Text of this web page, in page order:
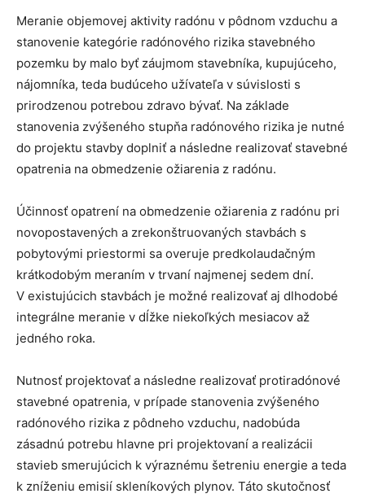
Meranie objemovej aktivity radónu v pôdnom vzduchu a
stanovenie kategórie radónového rizika stavebného
pozemku by malo byť záujmom stavebníka, kupujúceho,
nájomníka, teda budúceho užívateľa v súvislosti s
prirodzenou potrebou zdravo bývať. Na základe
stanovenia zvýšeného stupňa radónového rizika je nutné
do projektu stavby doplniť a následne realizovať stavebné
opatrenia na obmedzenie ožiarenia z radónu.
Účinnosť opatrení na obmedzenie ožiarenia z radónu pri
novopostavených a zrekonštruovaných stavbách s
pobytovými priestormi sa overuje predkolaudačným
krátkodobým meraním v trvaní najmenej sedem dní.
V existujúcich stavbách je možné realizovať aj dlhodobé
integrálne meranie v dĺžke niekoľkých mesiacov až
jedného roka.
Nutnosť projektovať a následne realizovať protiradónové
stavebné opatrenia, v prípade stanovenia zvýšeného
radónového rizika z pôdneho vzduchu, nadobúda
zásadnú potrebu hlavne pri projektovaní a realizácii
stavieb smerujúcich k výraznému šetreniu energie a teda
k zníženiu emisií skleníkových plynov. Táto skutočnosť